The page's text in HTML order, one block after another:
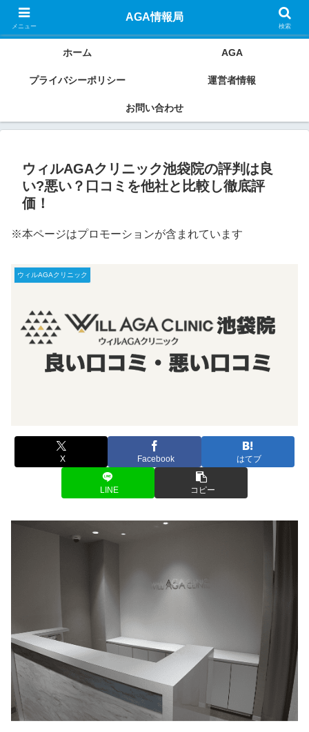
AGAクリニックの良い口コミ・悪い口コミから本当におすすめのクリニックを
ホーム AGA
プライバシーポリシー 運営者情報
お問い合わせ
ウィルAGAクリニック池袋院の評判は良
い?悪い？口コミを他社と比較し徹底評
価！
※本ページはプロモーションが含まれています
ウィルAGAクリニック
X Facebook はてブ
LINE コピー
メニュー
AGA情報局
検索